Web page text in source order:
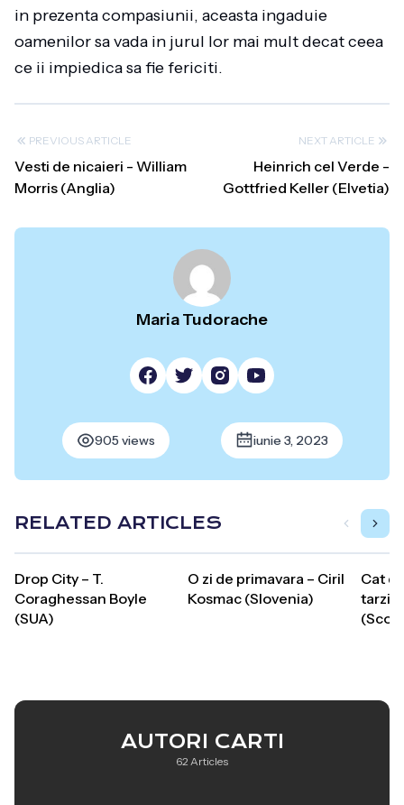
in prezenta compasiunii, aceasta ingaduie
oamenilor sa vada in jurul lor mai mult decat ceea
ce ii impiedica sa fie fericiti.
PREVIOUS ARTICLE
Vesti de nicaieri - William
Morris (Anglia)
NEXT ARTICLE
Heinrich cel Verde -
Gottfried Keller (Elvetia)
Maria Tudorache
905 views iunie 3, 2023
RELATED ARTICLES
Drop City – T.
Coraghessan Boyle
(SUA)
O zi de primavara – Ciril
Kosmac (Slovenia)
Cat
tarziu
AUTORI CARTI
62 Articles